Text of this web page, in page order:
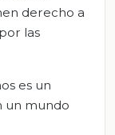
derecho a
las
es un
un mundo